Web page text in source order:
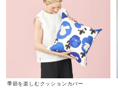
季節を楽しむクッションカバー